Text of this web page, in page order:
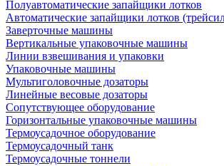
Полуавтоматические запайщики лотков
Автоматические запайщики лотков
Заверточные машины
Вертикальные упаковочные машины
Линии взвешивания и упаковки
Упаковочные машины
Мультиголовочные дозаторы
Линейные весовые дозаторы
Сопутствующее оборудование
Горизонтальные упаковочные машины
Термоусадочное оборудование
Термоусадочный танк
Термоусадочные тоннели